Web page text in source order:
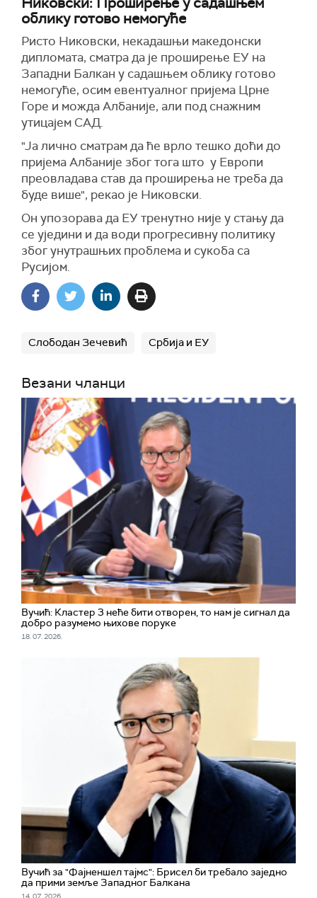
облику готово немогуће
Ристо Никовски, некадашњи македонски
дипломата, сматра да је проширење ЕУ на
Западни Балкан у садашњем облику готово
немогуће, осим евентуалног пријема Црне
Горе и можда Албаније, али под снажним
утицајем САД.
"Ја лично сматрам да ће врло тешко доћи до
пријема Албаније због тога што у Европи
преовладава став да проширења не треба да
буде више", рекао је Никовски.
Он упозорава да ЕУ тренутно није у стању да
се уједини и да води прогресивну политику
због унутрашњих проблема и сукоба са
Русијом.
Слободан Зечевић Србија и ЕУ
Везани чланци
Вучић: Кластер 3 неће бити отворен, то нам је сигнал да
добро разумемо њихове поруке
18. 07. 2026.
Вучић за "Фајненшел тајмс": Брисел би требало заједно
да прими земље Западног Балкана